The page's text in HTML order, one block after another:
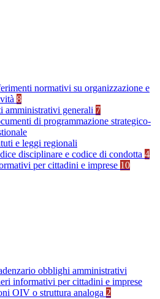
normativi su organizzazione e
8
amministrativi generali 7
di programmazione strategico-
e leggi regionali
disciplinare e codice di condotta 4
per cittadini e imprese 10
obblighi amministrativi
informativi per cittadini e imprese
OIV o struttura analoga 2